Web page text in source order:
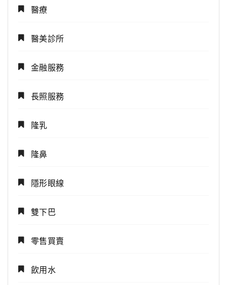
醫療
醫美診所
金融服務
長照服務
隆乳
隆鼻
隱形眼線
雙下巴
零售買賣
飲用水